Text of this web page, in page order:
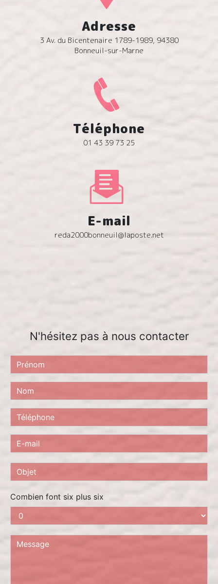
Adresse
3 Av. du Bicentenaire 1789-1989, 94380
Bonneuil-sur-Marne
Téléphone
01 43 39 73 25
E-mail
reda2000bonneuil@laposte.net
N'hésitez pas à nous contacter
Combien font six plus six